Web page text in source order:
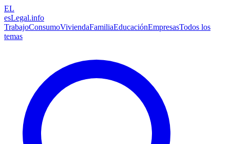
EL
esLegal.info
TrabajoConsumoViviendaFamiliaEducaciónEmpresasTodos los
temas